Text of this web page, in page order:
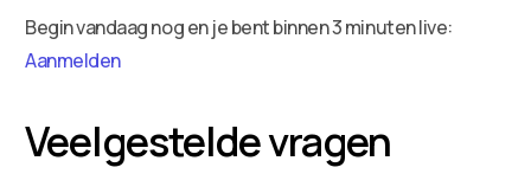
Begin vandaag nog en je bent binnen 3 minuten live:
Aanmelden
Veelgestelde vragen